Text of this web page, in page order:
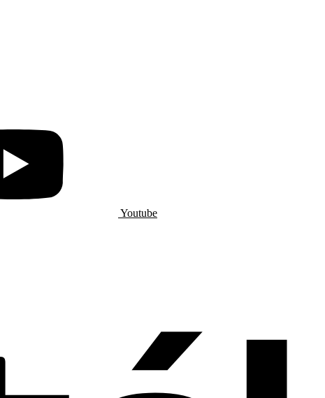
Youtube